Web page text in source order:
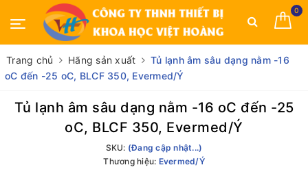
0
Trang chủ Hãng sản xuất
Tủ lạnh âm sâu dạng nằm -16
oC đến -25 oC, BLCF 350, Evermed/Ý
Tủ lạnh âm sâu dạng nằm -16 oC đến -25
oC, BLCF 350, Evermed/Ý
SKU: (Đang cập nhật...)
Thương hiệu: Evermed/Ý